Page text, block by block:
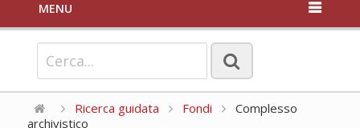
MENU
Ricerca guidata Fondi
Complesso
archivistico